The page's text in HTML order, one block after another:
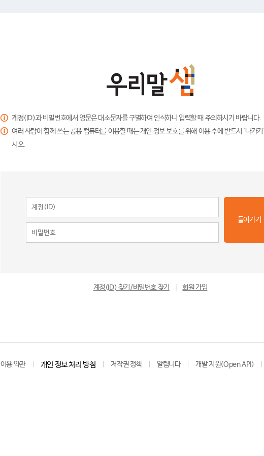
계정(ID)과 비밀번호에서 영문은 대소문자를 구별하여 인식하니 입력할 때 주의하시기 바랍니다.
여러 사람이 함께 쓰는 공용 컴퓨터를 이용할 때는 개인 정보 보호를 위해 이용 후에 반드시 '나가
시오.
들어가기
계정(ID) 찾기/비밀번호 찾기 회원 가입
이용 약관 개인 정보 처리 방침 저작권 정책 알립니다 개발 지원(Open API)